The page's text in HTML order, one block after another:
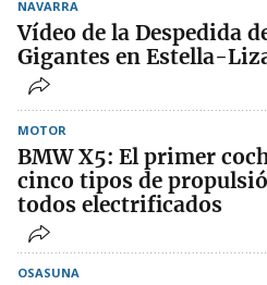
NAVARRA
Vídeo de la Despedida
Gigantes en Estella-
MOTOR
BMW X5: El primer
cinco tipos de
todos electrificados
OSASUNA